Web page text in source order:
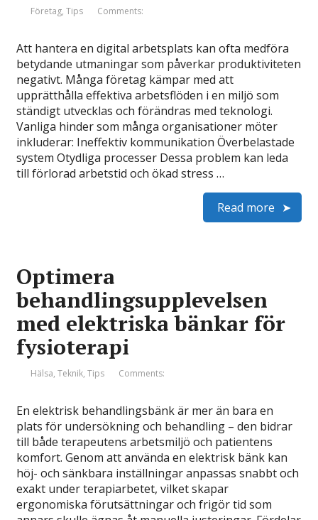
Företag,Tips Comments:
Att hantera en digital arbetsplats kan ofta medföra
betydande utmaningar som påverkar produktiviteten
negativt. Många företag kämpar med att
upprätthålla effektiva arbetsflöden i en miljö som
ständigt utvecklas och förändras med teknologi.
Vanliga hinder som många organisationer möter
inkluderar: Ineffektiv kommunikation Överbelastade
system Otydliga processer Dessa problem kan leda
till förlorad arbetstid och ökad stress …
Read more
Optimera
behandlingsupplevelsen
med elektriska bänkar för
fysioterapi
Hälsa,Teknik,Tips Comments:
En elektrisk behandlingsbänk är mer än bara en
plats för undersökning och behandling – den bidrar
till både terapeutens arbetsmiljö och patientens
komfort. Genom att använda en elektrisk bänk kan
höj- och sänkbara inställningar anpassas snabbt och
exakt under terapiarbetet, vilket skapar
ergonomiska förutsättningar och frigör tid som